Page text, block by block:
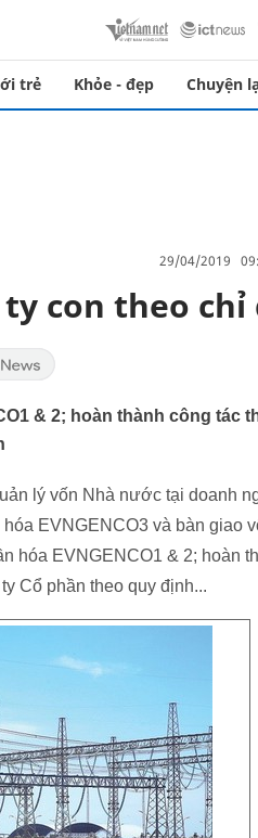
trẻ Khỏe - đẹp Chuyện
29/04/2019
con theo chỉ
& 2; hoàn thành công tác
lý vốn Nhà nước tại doanh
EVNGENCO3 và bàn giao
hóa EVNGENCO1 & 2; hoàn
Cổ phần theo quy định...